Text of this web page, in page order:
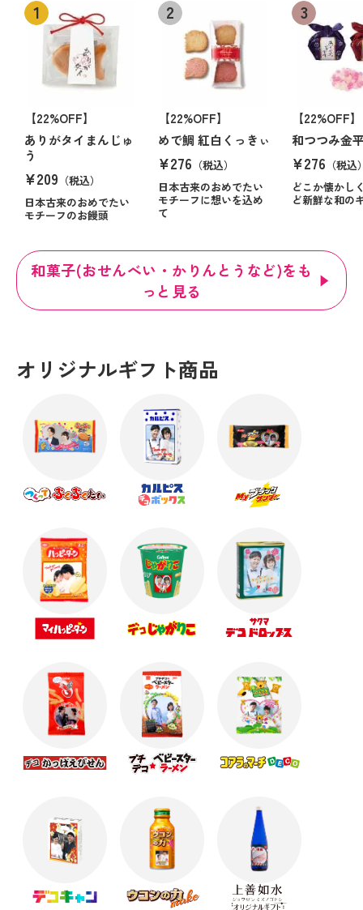
【22%OFF】
ありがタイまんじゅ
う
¥209 （税込）
日本古来のおめでたい
モチーフのお饅頭
【22%OFF】
めで鯛 紅白くっきぃ
¥276 （税込）
日本古来のおめでたい
モチーフに想いを込め
て
【22%OFF】
和つつみ金
¥276 （税込
どこか懐かし
ど新鮮な和の
和菓子(おせんべい・かりんとうなど)をも
っと見る
オリジナルギフト商品